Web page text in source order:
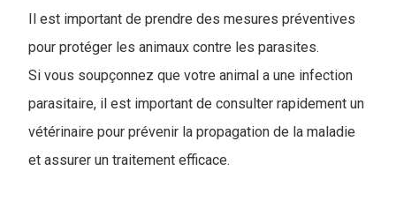
Il est important de prendre des mesures préventives
pour protéger les animaux contre les parasites.
Si vous soupçonnez que votre animal a une infection
parasitaire, il est important de consulter rapidement un
vétérinaire pour prévenir la propagation de la maladie
et assurer un traitement efficace.